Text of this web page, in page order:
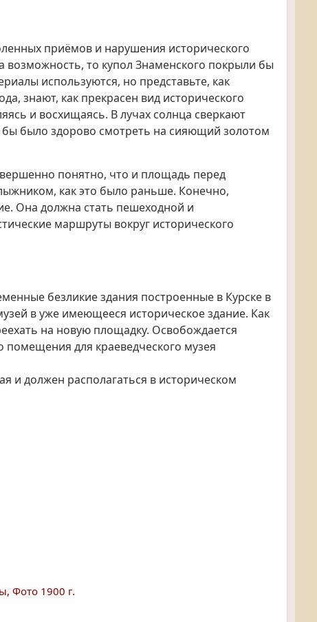
приёмов и нарушения исторического
возможность, то купол Знаменского покрыли бы
используются, но представьте, как
знают, как прекрасен вид исторического
и восхищаясь. В лучах солнца сверкают
бы было здорово смотреть на сияющий золотом
понятно, что и площадь перед
как это было раньше. Конечно,
Она должна стать пешеходной и
маршруты вокруг исторического
безликие здания построенные в Курске в
в уже имеющееся историческое здание. Как
на новую площадку. Освобождается
для краеведческого музея
и должен располагаться в историческом
Фото 1900 г.